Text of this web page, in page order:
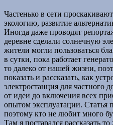
Частенько в сети
экологию, развитие
Иногда даже проводят
деревне сделали солнечную
жители могли пользоваться
в сутки, пока работает
то далеко от нашей жизни,
показать и рассказать, как
электростанция для частного
от идеи до включения всех
опытом эксплуатации. Статья
поэтому кто не любит много
Там я постарался рассказать